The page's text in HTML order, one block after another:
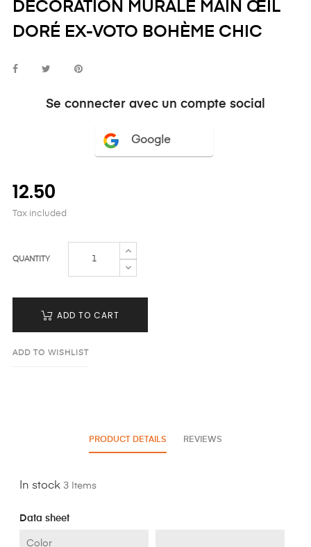
DÉCORATION MURALE MAIN ŒIL
DORÉ EX-VOTO BOHÈME CHIC
Se connecter avec un compte social
Google
12.50
Tax included
QUANTITY
ADD TO CART
ADD TO WISHLIST
PRODUCT DETAILS REVIEWS
In stock 3 Items
Data sheet
Color